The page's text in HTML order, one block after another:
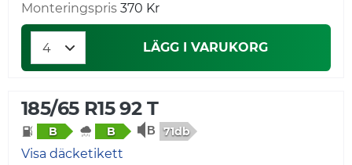
Monteringspris 370 Kr
LÄGG I VARUKORG
185/65 R15 92 T
B B 71db
Visa däcketikett